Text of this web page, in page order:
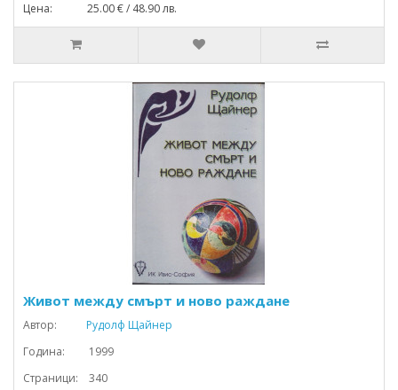
Цена: 25.00 € / 48.90 лв.
Живот между смърт и ново раждане
Автор:
Рудолф Щайнер
Година: 1999
Страници: 340